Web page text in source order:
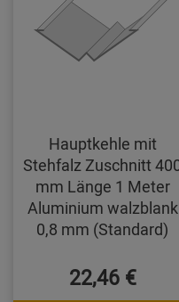
Hauptkehle mit
Stehfalz Zuschnitt
mm Länge 1 Meter
Aluminium walzblank
0,8 mm (Standard)
22,46 €